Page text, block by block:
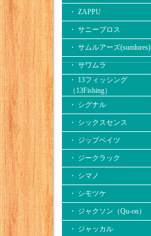
・ ZAPPU
・ サニーブロス
・ サムルアーズ(sumlures)
・ サワムラ
・ 13フィッシング
（13Fishing）
・ シグナル
・ シックスセンス
・ ジップベイツ
・ ジークラック
・ シマノ
・ シモツケ
・ ジャクソン（Qu-on）
・ ジャッカル